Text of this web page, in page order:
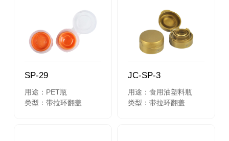
SP-29
用途：PET瓶
类型：带拉环翻盖
JC-SP-3
用途：食用油塑料瓶
类型：带拉环翻盖